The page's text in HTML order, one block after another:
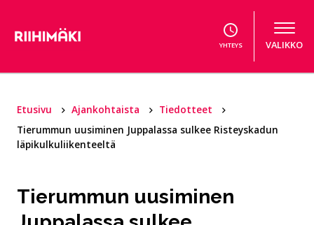
YHTEYS VALIKKO
Etusivu Ajankohtaista
Tiedotteet
Tierummun uusiminen Juppalassa sulkee Risteyskadun
läpikulkuliikenteeltä
Tierummun uusiminen